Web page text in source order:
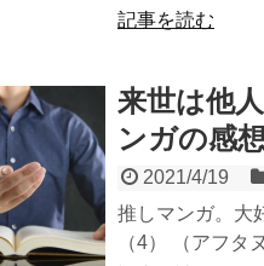
記事を読む
来世は他
ンガの感
2021/4/19
推しマンガ。大
（4） （アフタ